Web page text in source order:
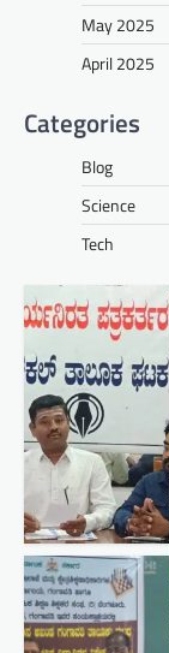
May 2025
April 2025
Categories
Blog
Science
Tech